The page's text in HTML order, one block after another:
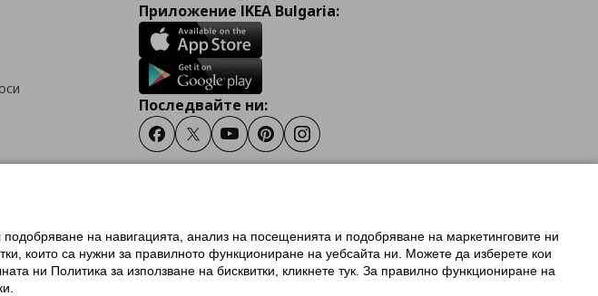
Приложение IKEA Bulgaria:
Последвайте ни:
FacebookTwitterYoutubePinterestInstagram
на бисквиткиУсловия за ползване на ikea.bg
ikea.bg
Общи условия на програма IKEA Family
на навигацията, анализ на посещенията и подобряване на маркетинговите ни
които са нужни за правилното функциониране на уебсайта ни. Можете да изберете кои
ни Политика за използване на бисквитки, кликнете тук. За правилно функциониране на